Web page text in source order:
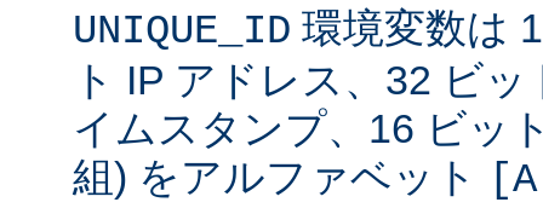
UNIQUE_ID 環境変数は
ト IP アドレス、32 ビ
イムスタンプ、16 ビッ
組) をアルファベット